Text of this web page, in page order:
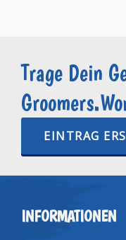
Trage Dein
EINTRAG
INFORMATIONEN